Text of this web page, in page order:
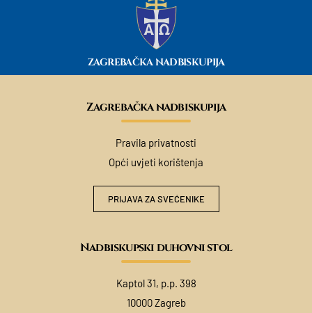
ZAGREBAČKA NADBISKUPIJA
Zagrebačka nadbiskupija
Pravila privatnosti
Opći uvjeti korištenja
PRIJAVA ZA SVEĆENIKE
Nadbiskupski duhovni stol
Kaptol 31, p.p. 398
10000 Zagreb